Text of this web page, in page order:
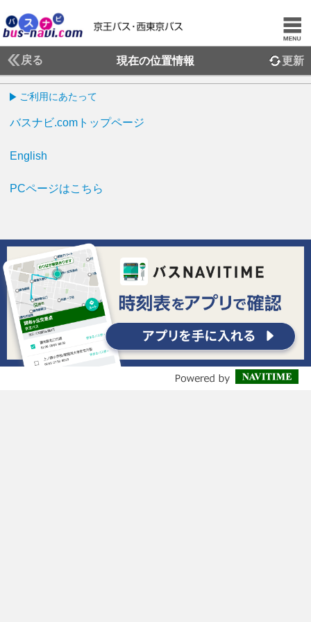
戻る 現在の位置情報 更新
ご利用にあたって
バスナビ.comトップページ
English
PCページはこちら